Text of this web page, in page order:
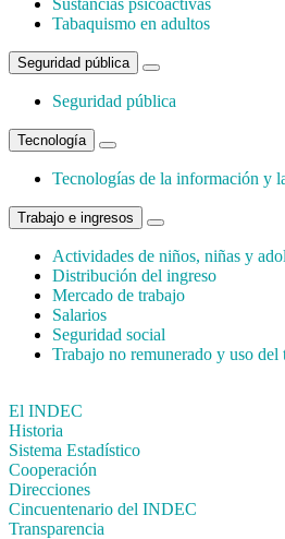
Sustancias psicoactivas
Tabaquismo en adultos
Seguridad pública
Seguridad pública
Tecnología
Tecnologías de la información y
Trabajo e ingresos
Actividades de niños, niñas y
Distribución del ingreso
Mercado de trabajo
Salarios
Seguridad social
Trabajo no remunerado y uso del
El INDEC
Historia
Sistema Estadístico
Cooperación
Direcciones
Cincuentenario del INDEC
Transparencia